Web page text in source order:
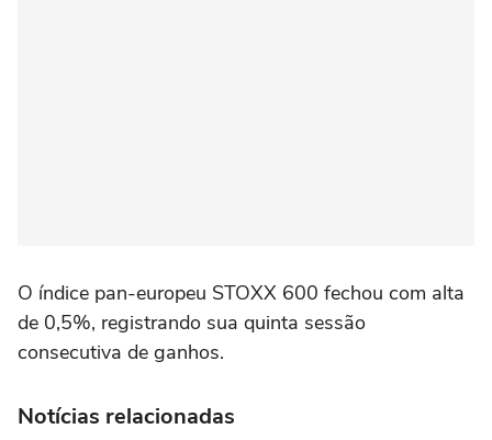
O índice pan-europeu STOXX 600 ‌fechou com alta
de 0,5%, registrando sua quinta sessão
consecutiva de ganhos.
Notícias relacionadas